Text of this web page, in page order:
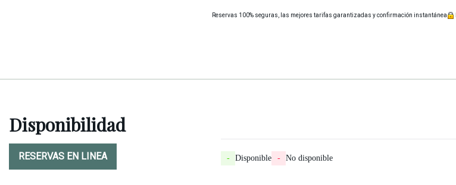
Reservas 100% seguras, las mejores tarifas garantizadas y confirmación instantánea
Disponibilidad
RESERVAS EN LINEA - Disponible - No disponible